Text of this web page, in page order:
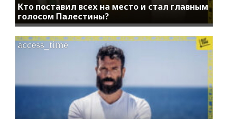
Кто поставил всех на место и стал главным
голосом Палестины?
access_time